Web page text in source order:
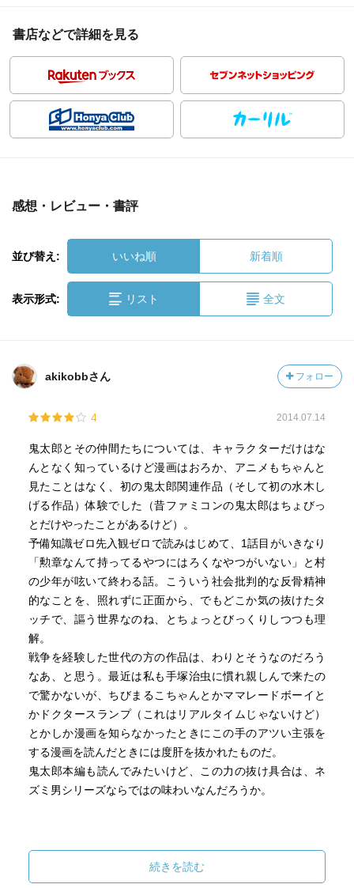
書店などで詳細を見る
感想・レビュー・書評
並び替え: いいね順 新着順
表示形式: リスト 全文
akikobbさん フォロー
4 2014.07.14
鬼太郎とその仲間たちについては、キャラクターだけはな
んとなく知っているけど漫画はおろか、アニメもちゃんと
見たことはなく、初の鬼太郎関連作品（そして初の水木し
げる作品）体験でした（昔ファミコンの鬼太郎はちょびっ
とだけやったことがあるけど）。
予備知識ゼロ先入観ゼロで読みはじめて、1話目がいきなり
「勲章なんて持ってるやつにはろくなやつがいない」と村
の少年が呟いて終わる話。こういう社会批判的な反骨精神
的なことを、照れずに正面から、でもどこか気の抜けたタ
ッチで、謳う世界なのね、とちょっとびっくりしつつも理
解。
戦争を経験した世代の方の作品は、わりとそうなのだろう
なあ、と思う。最近は私も手塚治虫に慣れ親しんで来たの
で驚かないが、ちびまるこちゃんとかママレードボーイと
かドクタースランプ（これはリアルタイムじゃないけど）
とかしか漫画を知らなかったときにこの手のアツい主張を
する漫画を読んだときには度肝を抜かれたものだ。
鬼太郎本編も読んでみたいけど、この力の抜け具合は、ネ
ズミ男シリーズならではの味わいなんだろうか。
続きを読む